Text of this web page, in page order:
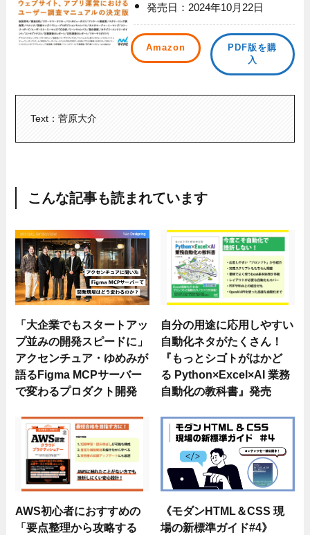
発売日：2024年10月22日
Amazon
PDF版を購
入
Text：菅原大介
こんな記事も読まれています
「大企業でもスタートアッ
プ並みの開発スピードに」
アクセンチュア・ゆめみが
語るFigma MCPサーバー
で変わるプロダクト開発
自分の用途に応用しやすい
自動化ネタがたくさん！
『もっとシゴトがはかど
る Python×Excel×AI 業務
自動化の教科書』発売
AWS初心者におすすめの
「要点整理から攻略する
《モダンHTML＆CSS 現
場の新標準ガイド#4》